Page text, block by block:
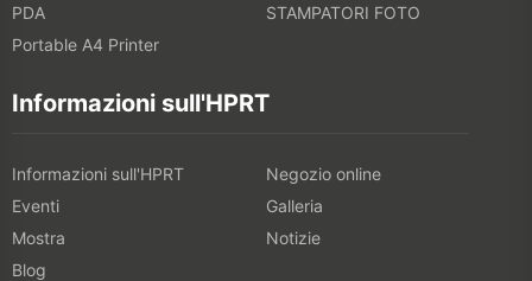
PDA
STAMPATORI FOTO
Portable A4 Printer
Informazioni sull'HPRT
Informazioni sull'HPRT
Negozio online
Eventi
Galleria
Mostra
Notizie
Blog